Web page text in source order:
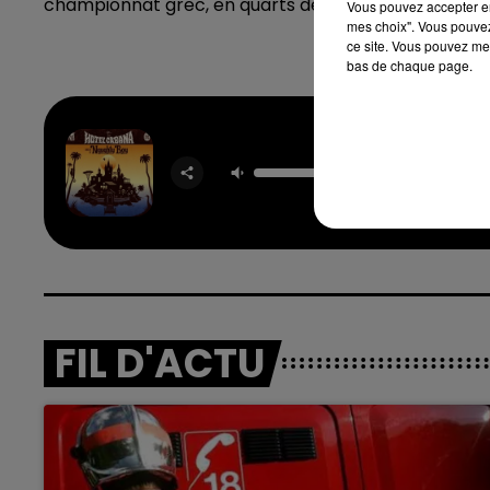
FIL D'ACTU
Vous pouvez accepter
mes choix". Vous
ce site. Vous pouvez
bas de chaque page.